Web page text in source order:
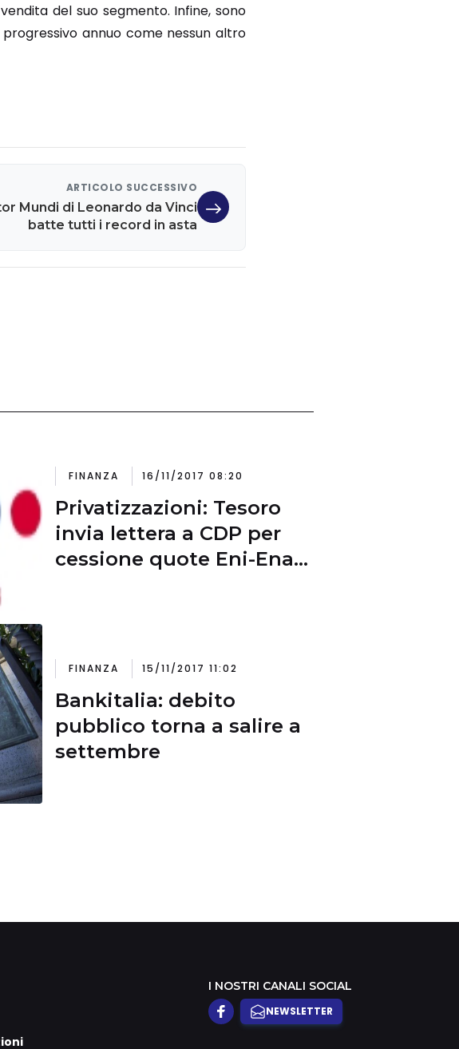
del suo segmento. Infine, sono
annuo come nessun altro
ARTICOLO SUCCESSIVO
Mundi di Leonardo da Vinci
batte tutti i record in asta
FINANZA 16/11/2017 08:20
Privatizzazioni: Tesoro
invia lettera a CDP per
cessione quote Eni-Enav.
FINANZA 15/11/2017 11:02
Bankitalia: debito
pubblico torna a salire a
I NOSTRI CANALI SOCIAL
NEWSLETTER